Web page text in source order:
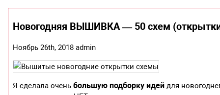
Новогодняя ВЫШИВКА — 50 схем
Ноябрь 26th, 2018 admin
Я сделала оченьбольшую подборку идей для